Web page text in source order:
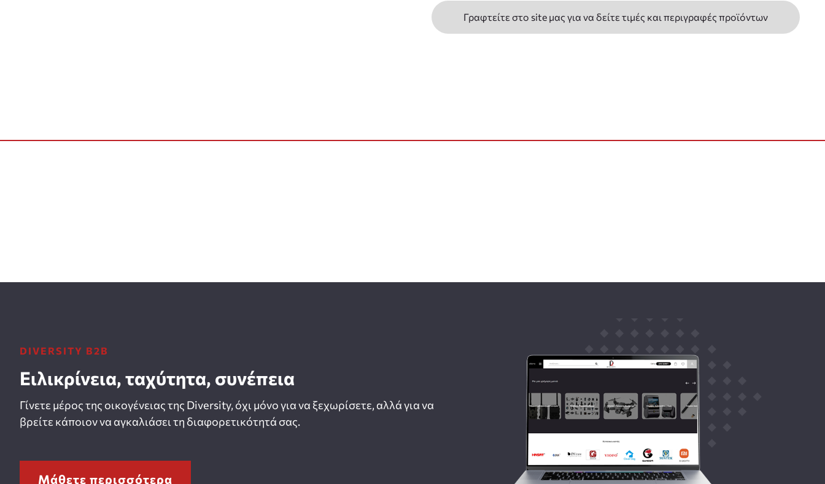
Γραφτείτε στο site μας για να δείτε τιμές και περιγραφές προϊόντων
DIVERSITY B2B
Ειλικρίνεια, ταχύτητα, συνέπεια
Γίνετε μέρος της οικογένειας της Diversity, όχι μόνο για να ξεχωρίσετε, αλλά για να
βρείτε κάποιον να αγκαλιάσει τη διαφορετικότητά σας.
Μάθετε περισσότερα